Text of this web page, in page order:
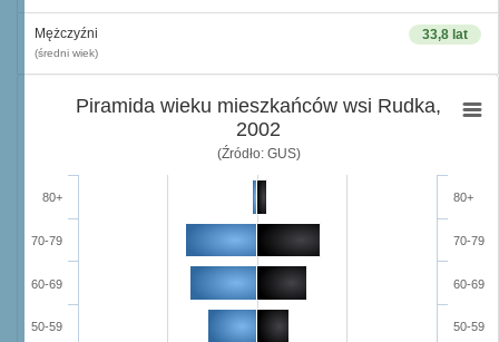
33,8 lat
Mężczyźni
(średni wiek)
Piramida wieku mieszkańców wsi Rudka,
2002
(Źródło: GUS)
50-59
60-69
70-79
80+
50-59
60-69
70-79
80+